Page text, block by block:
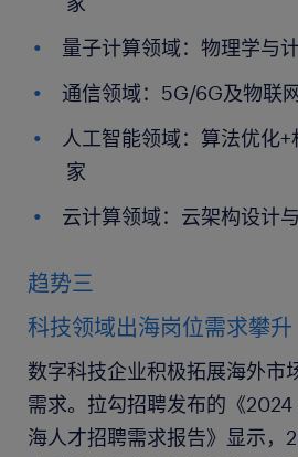
量子计算领域：物理学与
通信领域：5G/6G及物联
人工智能领域：算法优化
家
云计算领域：云架构设计
趋势三
科技领域出海岗位需求攀升
数字科技企业积极拓展海外市
需求。拉勾招聘发布的《
海人才招聘需求报告》显示，